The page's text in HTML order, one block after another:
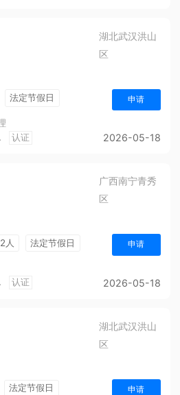
湖北武汉洪山
区
法定节假日
申请
司
认证 2026-05-18
广西南宁青秀
区
2人
法定节假日
申请
司 认证 2026-05-18
湖北武汉洪山
区
法定节假日
申请